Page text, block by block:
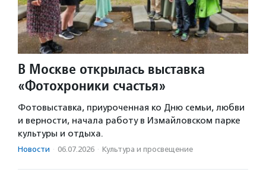
В Москве открылась выставка
«Фотохроники счастья»
Фотовыставка, приуроченная ко Дню семьи, любви
и верности, начала работу в Измайловском парке
культуры и отдыха.
Новости · 06.07.2026 · Культура и просвещение